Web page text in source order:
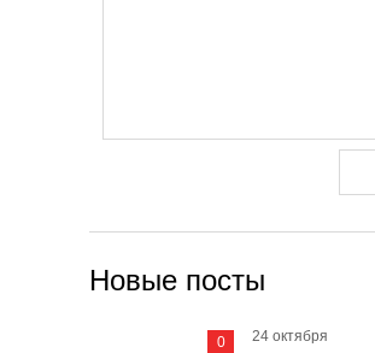
Новые посты
0 24 октября